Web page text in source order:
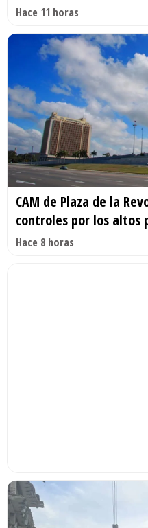
Hace 11 horas
CAM de Plaza de la
controles por los altos
Hace 8 horas